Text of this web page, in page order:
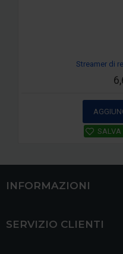
Streamer di
SALVA
INFORMAZIONI
SERVIZIO CLIENTI